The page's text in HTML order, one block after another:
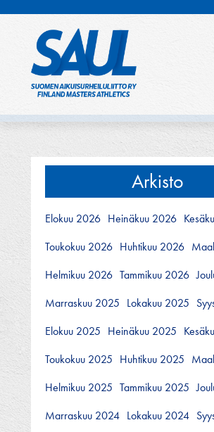
Arkisto
Elokuu 2026 Heinäkuu 2026
Toukokuu 2026 Huhtikuu 2026
Helmikuu 2026 Tammikuu 2026
Marraskuu 2025 Lokakuu 2025
Elokuu 2025 Heinäkuu 2025
Toukokuu 2025 Huhtikuu 2025
Helmikuu 2025 Tammikuu 2025
Marraskuu 2024 Lokakuu 2024